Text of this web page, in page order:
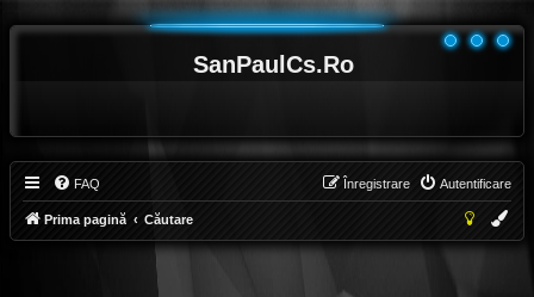
SanPaulCs.Ro
FAQ Autentificare
Înregistrare
Prima pagină Căutare